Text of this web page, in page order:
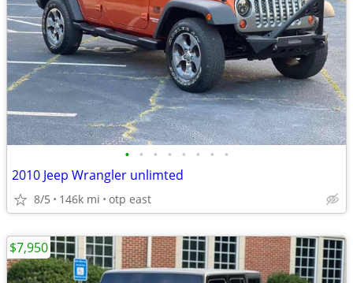
• • • • • • • •
2010 Jeep Wrangler unlimted
8/5 146k mi otp east
$7,950